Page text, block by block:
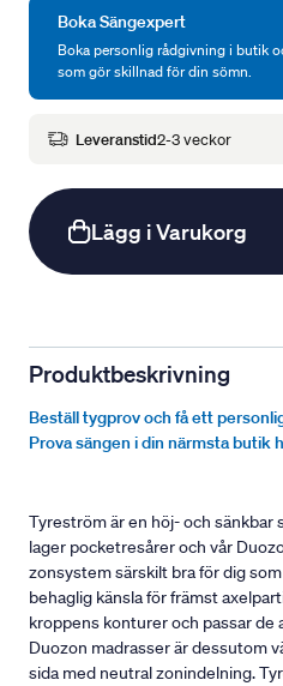
Boka Sängexpert
Boka personlig rådgivning i butik
som gör skillnad för din sömn.
Leveranstid2-3 veckor
Lägg i Varukorg
Produktbeskrivning
Beställ tygprov och få ett
Prova sängen i din närmsta butik
Tyreström är en höj- och sänkbar
lager pocketresårer och vår
zonsystem särskilt bra för dig
behaglig känsla för främst
kroppens konturer och passar de
Duozon madrasser är dessutom
sida med neutral zonindelning.